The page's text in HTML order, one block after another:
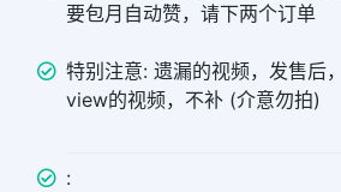
要包月自动赞，请下两个订单
特别注意: 遗漏的视频，发售后
view的视频，不补 (介意勿拍)
: